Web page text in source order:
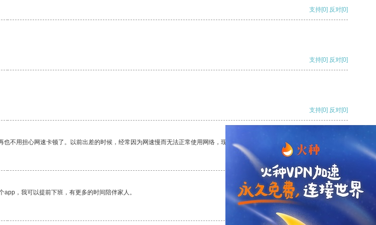
支持[0] 反对[0]
支持[0] 反对[0]
支持[0] 反对[0]
不用担心网速卡顿了。以前出差的时候，经常因为网速慢而无法正常使用网络，现在有了这个app，我再也不用担心了。
，我可以提前下班，有更多的时间陪伴家人。
反对